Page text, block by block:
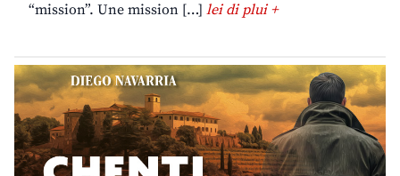
“mission”. Une mission […] lei di plui +